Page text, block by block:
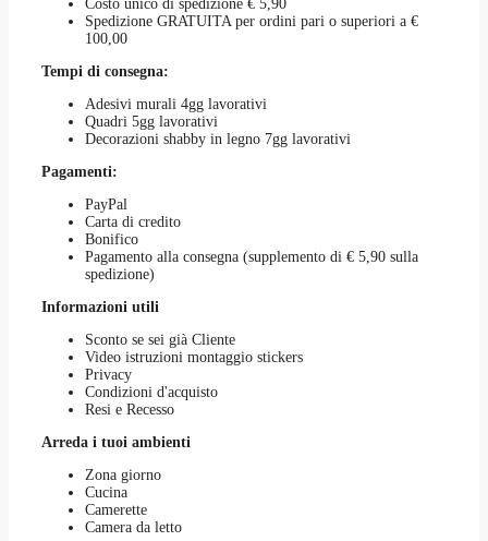
scelte
nella
Costo unico di spedizione € 5,90
Spedizione GRATUITA per ordini pari o superiori a €
100,00
Tempi di consegna:
Adesivi murali 4gg lavorativi
Quadri 5gg lavorativi
Decorazioni shabby in legno 7gg lavorativi
Pagamenti:
PayPal
Carta di credito
Bonifico
Pagamento alla consegna (supplemento di € 5,90 sulla
spedizione)
Informazioni utili
Sconto se sei già Cliente
Video istruzioni montaggio stickers
Privacy
Condizioni d'acquisto
Resi e Recesso
Arreda i tuoi ambienti
Zona giorno
Cucina
Camerette
Camera da letto